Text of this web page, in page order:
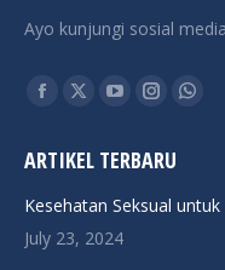
Ayo kunjungi sosial
Find us on:
Facebook
opens
in
new
X
opens
in
new
YouTube
opens
in
new
Instagram
opens
in
in
ARTIKEL TERBARU
Kesehatan Seksual
July 23, 2024